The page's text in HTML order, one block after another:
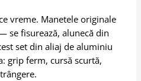
vreme. Manetele originale
se fisurează, alunecă din
set din aliaj de aluminiu
grip ferm, cursă scurtă,